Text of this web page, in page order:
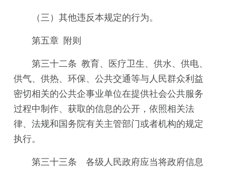
（三）其他违反本规定的行为。
第五章 附则
第三十二条 教育、医疗卫生、供水、供电、
供气、供热、环保、公共交通等与人民群众利益
密切相关的公共企事业单位在提供社会公共服务
过程中制作、获取的信息的公开，依照相关法
律、法规和国务院有关主管部门或者机构的规定
执行。
第三十三条 各级人民政府应当将政府信息